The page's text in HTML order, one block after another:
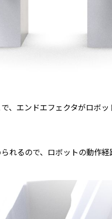
、エンドエフェクタがロボッ
れるので、ロボットの動作経